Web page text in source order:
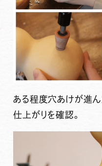
ある程度穴あけが進ん
仕上がりを確認。